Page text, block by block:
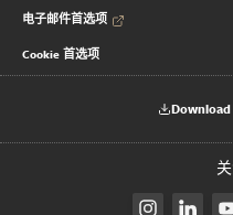
电子邮件首选项
Cookie 首选项